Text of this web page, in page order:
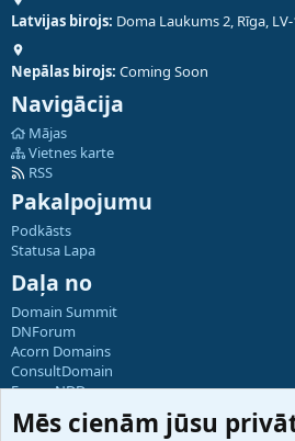
Latvijas birojs: Doma Laukums 2, Rīga,
Nepālas birojs: Coming Soon
Navigācija
Mājas
Vietnes karte
RSS
Pakalpojumu
Podkāsts
Statusa Lapa
Daļa no
Domain Summit
DNForum
Acorn Domains
ConsultDomain
ForumNDD
Domainforum.ro
27.be
Mēs cienām jūsu